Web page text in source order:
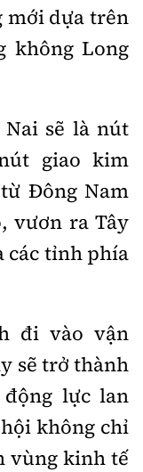
mới dựa trên
không Long
sẽ là nút
giao kim
Đông Nam
vươn ra Tây
các tỉnh phía
đi vào vận
sẽ trở thành
lực lan
không chỉ
vùng kinh tế